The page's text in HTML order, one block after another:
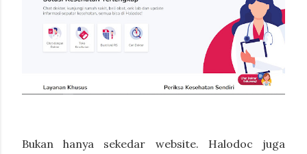
Bukan hanya sekedar website. Halodoc juga